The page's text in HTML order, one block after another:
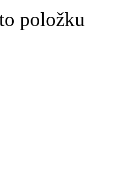
položku